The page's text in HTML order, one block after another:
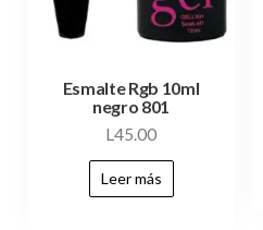
Esmalte Rgb 10ml
negro 801
L45.00
Leer más